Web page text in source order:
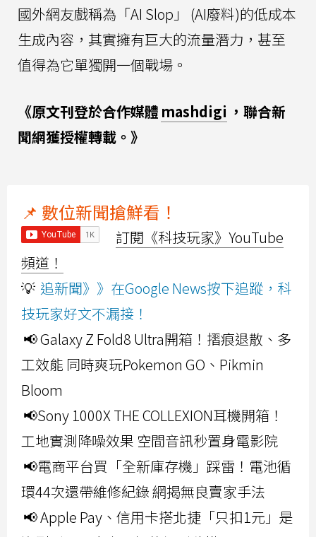
國外網友戲稱為「AI Slop」 (AI廢料)的低成本
生成內容，其實擁有巨大的流量潛力，甚至
值得為它單獨開一個戰場。
《原文刊登於合作媒體 mashdigi ，聯合新
聞網獲授權轉載。》
📌 數位新聞搶鮮看！
訂閱《科技玩家》YouTube
頻道！
💡 追新聞》》在Google News按下追蹤，科
技玩家好文不漏接！
📢 Galaxy Z Fold8 Ultra開箱！摺痕退散、多
工效能 同時爽玩Pokemon GO、Pikmin
Bloom
📢Sony 1000X THE COLLEXION耳機開箱！
工地實測降噪效果 空間音訊秒置身電影院
📢電商平台買「全新庫存機」踩雷！電池循
環44次還帶維修紀錄 網揭無良賣家手法
📢 Apple Pay、信用卡搭北捷「只扣1元」是